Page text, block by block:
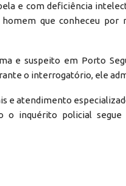
e com deficiência
que conheceu por
e suspeito em Porto
o interrogatório, ele
e atendimento
o inquérito policial